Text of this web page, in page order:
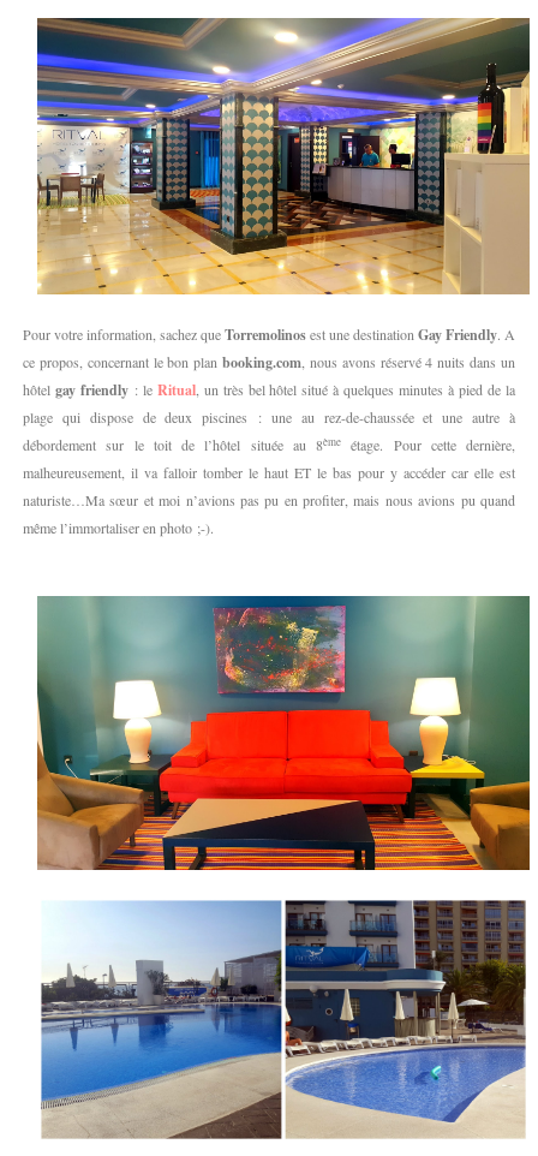
Pour votre information, sachez queTorremolinosest une destinationGay Friendly. A
ce propos, concernant le bon planbooking.com, nous avons réservé 4 nuits dans un
hôtel gay friendly: le Ritual, un très bel hôtel situé à quelques minutes à pied de la
plage qui dispose de deux piscines : une au rez-de-chaussée et une autre à
débordement sur le toit de l’hôtel située au 8ème
étage. Pour cette dernière,
malheureusement, il va falloir tomber le haut ET le bas pour y accéder car elle est
naturiste…Ma sœur et moi n’avions pas pu en profiter, mais nous avions pu quand
même l’immortaliser en photo ;-).